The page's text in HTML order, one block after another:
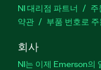
NI 대리점 파트너 주
약관
부품 번호로
회사
NI는 이제 Emerson의